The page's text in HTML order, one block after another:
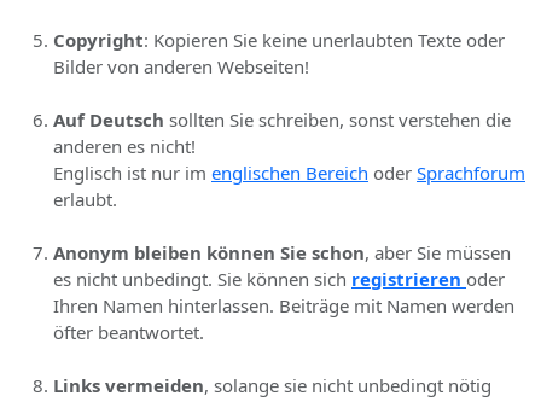
Copyright: Kopieren Sie keine unerlaubten Texte oder
Bilder von anderen Webseiten!
Auf Deutsch sollten Sie schreiben, sonst verstehen die
anderen es nicht!
Englisch ist nur im englischen Bereich oder Sprachforum
erlaubt.
Anonym bleiben können Sie schon, aber Sie müssen
es nicht unbedingt. Sie können sich registrieren oder
Ihren Namen hinterlassen. Beiträge mit Namen werden
öfter beantwortet.
Links vermeiden, solange sie nicht unbedingt nötig